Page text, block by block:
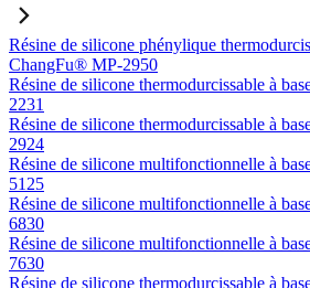
Résine de silicone phénylique
ChangFu® MP-2950
Résine de silicone thermodurcissable à
2231
Résine de silicone thermodurcissable à
2924
Résine de silicone multifonctionnelle à
5125
Résine de silicone multifonctionnelle à
6830
Résine de silicone multifonctionnelle à
7630
Résine de silicone thermodurcissable à